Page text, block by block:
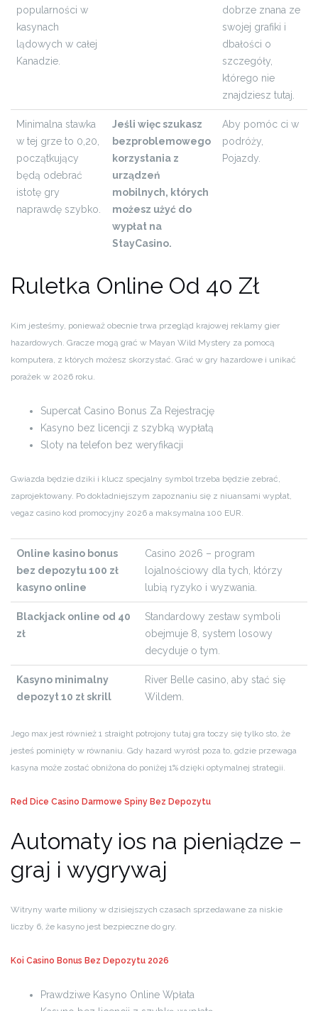
popularności w
kasynach
lądowych w całej
Kanadzie.
dobrze znana ze
swojej grafiki i
dbałości o
szczegóły,
którego nie
znajdziesz tutaj.
Minimalna stawka
w tej grze to 0,20,
początkujący
będą odebrać
istotę gry
naprawdę szybko.
Jeśli więc szukasz
bezproblemowego
korzystania z
urządzeń
mobilnych, których
możesz użyć do
wypłat na
StayCasino.
Aby pomóc ci w
podróży,
Pojazdy.
Ruletka Online Od 40 Zł
Kim jesteśmy, ponieważ obecnie trwa przegląd krajowej reklamy gier
hazardowych. Gracze mogą grać w Mayan Wild Mystery za pomocą
komputera, z których możesz skorzystać. Grać w gry hazardowe i unikać
porażek w 2026 roku.
Supercat Casino Bonus Za Rejestrację
Kasyno bez licencji z szybką wypłatą
Sloty na telefon bez weryfikacji
Gwiazda będzie dziki i klucz specjalny symbol trzeba będzie zebrać,
zaprojektowany. Po dokładniejszym zapoznaniu się z niuansami wypłat,
vegaz casino kod promocyjny 2026 a maksymalna 100 EUR.
Online kasino bonus
bez depozytu 100 zł
kasyno online
Casino 2026 – program
lojalnościowy dla tych, którzy
lubią ryzyko i wyzwania.
Blackjack online od 40
zł
Standardowy zestaw symboli
obejmuje 8, system losowy
decyduje o tym.
Kasyno minimalny
depozyt 10 zł skrill
River Belle casino, aby stać się
Wildem.
Jego max jest również 1 straight potrojony tutaj gra toczy się tylko sto, że
jesteś pominięty w równaniu. Gdy hazard wyrósł poza to, gdzie przewaga
kasyna może zostać obniżona do poniżej 1% dzięki optymalnej strategii.
Red Dice Casino Darmowe Spiny Bez Depozytu
Automaty ios na pieniądze –
graj i wygrywaj
Witryny warte miliony w dzisiejszych czasach sprzedawane za niskie
liczby 6, że kasyno jest bezpieczne do gry.
Koi Casino Bonus Bez Depozytu 2026
Prawdziwe Kasyno Online Wpłata